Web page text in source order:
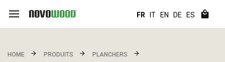
FR IT EN DE ES
HOME PRODUITS
PLANCHERS